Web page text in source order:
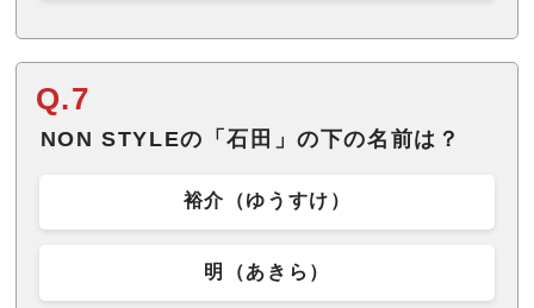
Q.7
NON STYLEの「石田」の下の名前は？
裕介（ゆうすけ）
明（あきら）